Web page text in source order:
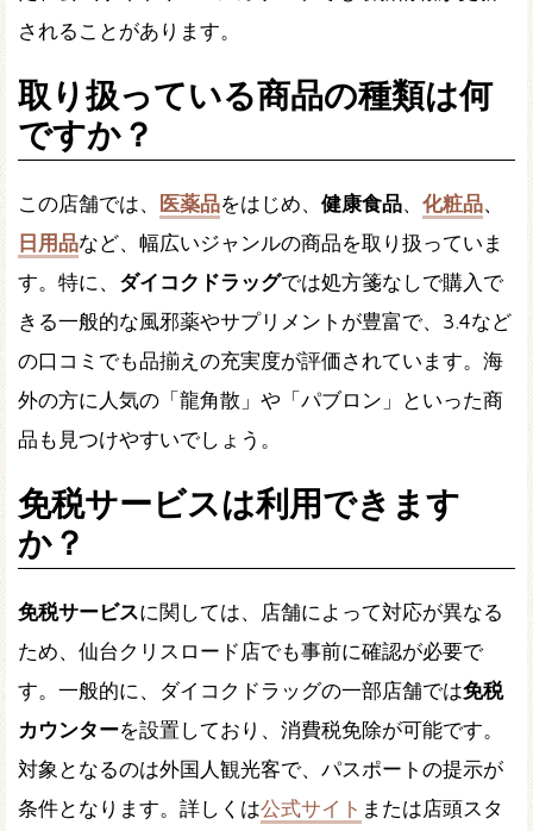
されることがあります。
取り扱っている商品の種類は何
ですか？
この店舗では、 医薬品をはじめ、 健康食品、 化粧品、
日用品など、幅広いジャンルの商品を取り扱っていま
す。特に、 ダイコクドラッグでは処方箋なしで購入で
きる一般的な風邪薬やサプリメントが豊富で、3.4など
の口コミでも品揃えの充実度が評価されています。海
外の方に人気の「龍角散」や「パブロン」といった商
品も見つけやすいでしょう。
免税サービスは利用できます
か？
免税サービスに関しては、店舗によって対応が異なる
ため、仙台クリスロード店でも事前に確認が必要で
す。一般的に、ダイコクドラッグの一部店舗では免税
カウンターを設置しており、消費税免除が可能です。
対象となるのは外国人観光客で、パスポートの提示が
条件となります。詳しくは公式サイト または店頭スタ